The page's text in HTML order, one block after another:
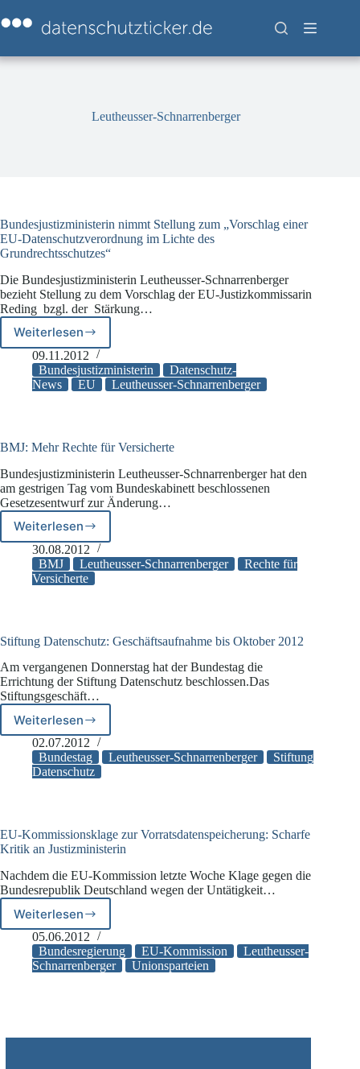
Inhalt
springen
Leutheusser-Schnarrenberger
Bundesjustizministerin nimmt Stellung zum „Vorschlag einer
EU-Datenschutzverordnung im Lichte des
Grundrechtsschutzes“
Die Bundesjustizministerin Leutheusser-Schnarrenberger
bezieht Stellung zu dem Vorschlag der EU-Justizkommissarin
Reding bzgl. der Stärkung…
WeiterlesenBundesjustizministerin
nimmt
Stellung
zum
Datenschutzverordnung
Lichte
des
Grundrechtsschutzes“
09.11.2012
Bundesjustizministerin
Datenschutz-
News
EU Leutheusser-Schnarrenberger
BMJ: Mehr Rechte für Versicherte
Bundesjustizministerin Leutheusser-Schnarrenberger hat den
am gestrigen Tag vom Bundeskabinett beschlossenen
Gesetzesentwurf zur Änderung…
Weiterlesen
BMJ:
Mehr
Rechte
für
30.08.2012
BMJ
Leutheusser-Schnarrenberger
Rechte für
Versicherte
Stiftung Datenschutz: Geschäftsaufnahme bis Oktober 2012
Am vergangenen Donnerstag hat der Bundestag die
Errichtung der Stiftung Datenschutz beschlossen.Das
Stiftungsgeschäft…
Weiterlesen
Stiftung
Datenschutz:
Geschäftsaufnahme
bis
02.07.2012
Bundestag
Leutheusser-Schnarrenberger
Stiftung
Datenschutz
EU-Kommissionsklage zur Vorratsdatenspeicherung: Scharfe
Kritik an Justizministerin
Nachdem die EU-Kommission letzte Woche Klage gegen die
Bundesrepublik Deutschland wegen der Untätigkeit…
Weiterlesen
EU-
Kommissionsklage
zur
Vorratsdatenspeicherung:
05.06.2012
Bundesregierung
EU-Kommission
Leutheusser-
Schnarrenberger
Unionsparteien